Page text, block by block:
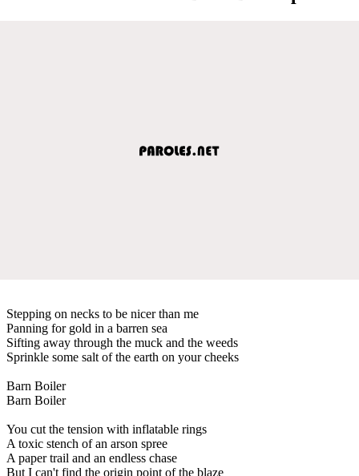
Stepping on necks to be nicer than me
Panning for gold in a barren sea
Sifting away through the muck and the weeds
Sprinkle some salt of the earth on your cheeks
Barn Boiler
Barn Boiler
You cut the tension with inflatable rings
A toxic stench of an arson spree
A paper trail and an endless chase
But I can't find the origin point of the blaze